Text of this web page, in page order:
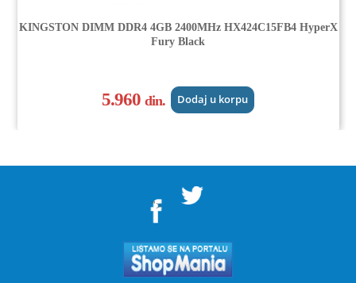
KINGSTON DIMM DDR4 4GB 2400MHz HX424C15FB4 HyperX
Fury Black
5.960din. Dodaj u korpu
">